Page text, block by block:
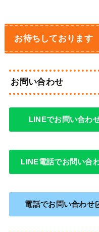
お待ちしております
お問い合わせ
LINEでお問い合わ
LINE電話でお問い合
電話でお問い合わせ